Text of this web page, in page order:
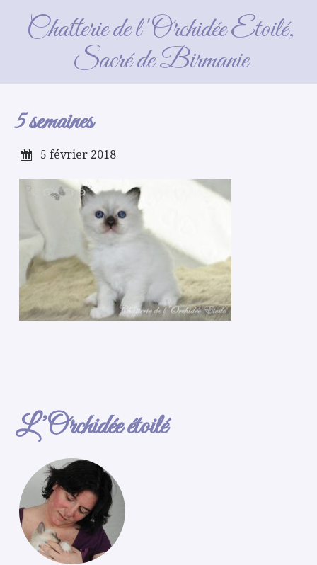
Chatterie de l'Orchidée Etoilé,
Sacré de Birmanie
5 semaines
5 semaines
5 février 2018
L’Orchidée étoilé